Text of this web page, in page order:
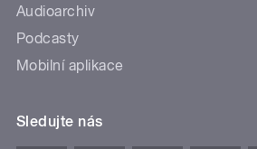
Audioarchiv
Podcasty
Mobilní aplikace
Sledujte nás